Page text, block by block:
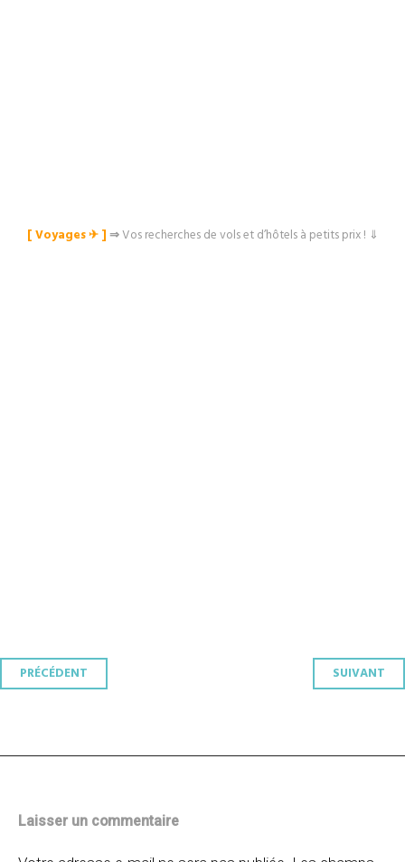
[ Voyages ✈︎ ]⇒Vos recherches de vols et d’hôtels à petits prix ! ⇓
Navigation
PRÉCÉDENT SUIVANT
Laisser un commentaire